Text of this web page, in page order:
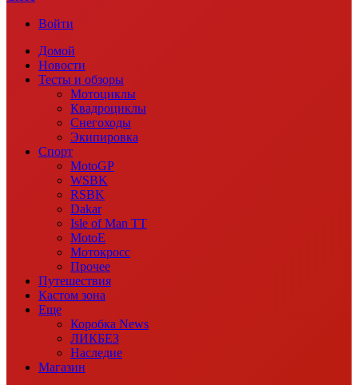
Войти
Домой
Новости
Тесты и обзоры
Мотоциклы
Квадроциклы
Снегоходы
Экипировка
Спорт
MotoGP
WSBK
RSBK
Dakar
Isle of Man TT
MotoE
Мотокросс
Прочее
Путешествия
Кастом зона
Еще
Коробка News
ЛИКБЕЗ
Наследие
Магазин